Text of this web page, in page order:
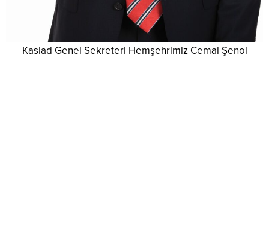
Kasiad Genel Sekreteri Hemşehrimiz Cemal Şenol